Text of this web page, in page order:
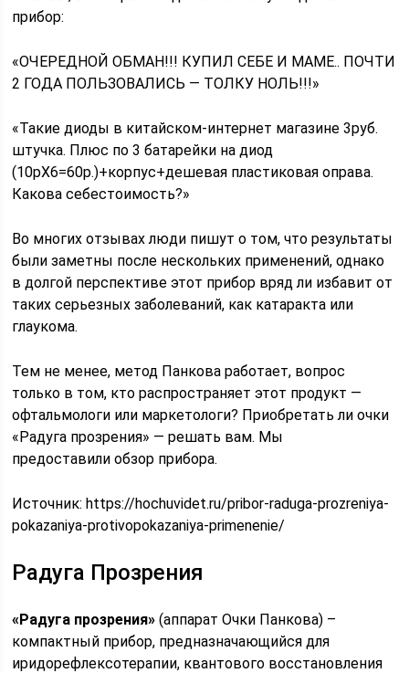
прибор:
«ОЧЕРЕДНОЙ ОБМАН!!! КУПИЛ СЕБЕ И МАМЕ.. ПОЧТИ
2 ГОДА ПОЛЬЗОВАЛИСЬ — ТОЛКУ НОЛЬ!!!»
«Такие диоды в китайском-интернет магазине 3руб.
штучка. Плюс по 3 батарейки на диод
(10рХ6=60р.)+корпус+дешевая пластиковая оправа.
Какова себестоимость?»
Во многих отзывах люди пишут о том, что результаты
были заметны после нескольких применений, однако
в долгой перспективе этот прибор вряд ли избавит от
таких серьезных заболеваний, как катаракта или
глаукома.
Тем не менее, метод Панкова работает, вопрос
только в том, кто распространяет этот продукт —
офтальмологи или маркетологи? Приобретать ли очки
«Радуга прозрения» — решать вам. Мы
предоставили обзор прибора.
Источник:https://hochuvidet.ru/pribor-raduga-prozreniya-
pokazaniya-protivopokazaniya-primenenie/
Радуга Прозрения
«Радуга прозрения» (аппарат Очки Панкова) –
компактный прибор, предназначающийся для
иридорефлексотерапии, квантового восстановления